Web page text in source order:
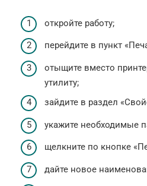
откройте работу;
перейдите в пункт
отыщите вместо
утилиту;
зайдите в раздел
укажите необходимые
щелкните по кнопке
дайте новое